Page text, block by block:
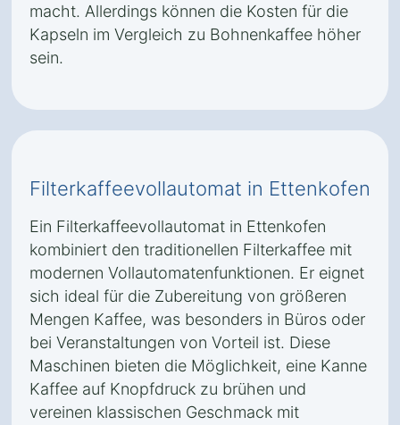
macht. Allerdings können die Kosten für die
Kapseln im Vergleich zu Bohnenkaffee höher
sein.
Filterkaffeevollautomat in Ettenkofen
Ein Filterkaffeevollautomat in Ettenkofen
kombiniert den traditionellen Filterkaffee mit
modernen Vollautomatenfunktionen. Er eignet
sich ideal für die Zubereitung von größeren
Mengen Kaffee, was besonders in Büros oder
bei Veranstaltungen von Vorteil ist. Diese
Maschinen bieten die Möglichkeit, eine Kanne
Kaffee auf Knopfdruck zu brühen und
vereinen klassischen Geschmack mit